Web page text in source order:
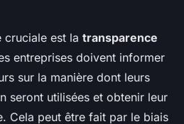
cruciale est la transparence
entreprises doivent informer
sur la manière dont leurs
seront utilisées et obtenir leur
Cela peut être fait par le biais